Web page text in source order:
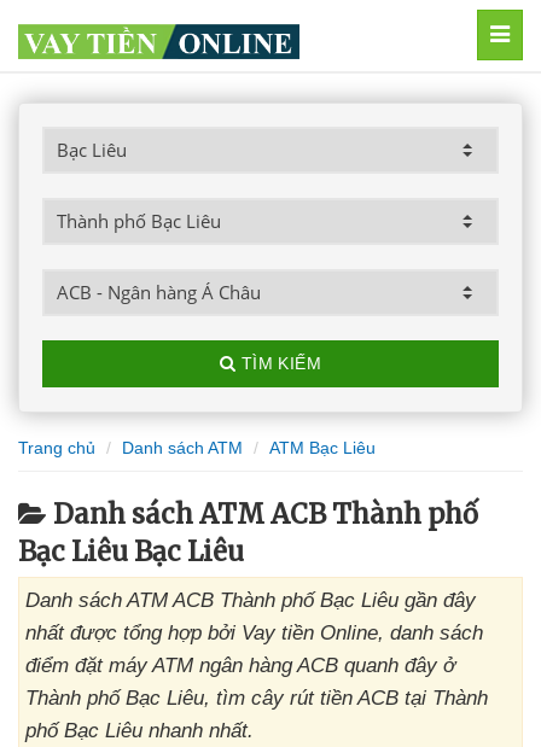
TÌM KIẾM
Trang chủ Danh sách ATM ATM Bạc Liêu
Danh sách ATM ACB Thành phố
Bạc Liêu Bạc Liêu
Danh sách ATM ACB Thành phố Bạc Liêu gần đây
nhất được tổng hợp bởi Vay tiền Online, danh sách
điểm đặt máy ATM ngân hàng ACB quanh đây ở
Thành phố Bạc Liêu, tìm cây rút tiền ACB tại Thành
phố Bạc Liêu nhanh nhất.